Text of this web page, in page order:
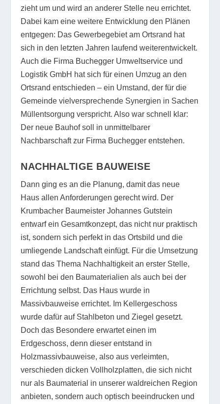
zieht um und wird an anderer Stelle neu errichtet.
Dabei kam eine weitere Entwicklung den Plänen
entgegen: Das Gewerbegebiet am Ortsrand hat
sich in den letzten Jahren laufend weiterentwickelt.
Auch die Firma Buchegger Umweltservice und
Logistik GmbH hat sich für einen Umzug an den
Ortsrand entschieden – ein Umstand, der für die
Gemeinde vielversprechende Synergien in Sachen
Müllentsorgung verspricht. Also war schnell klar:
Der neue Bauhof soll in unmittelbarer
Nachbarschaft zur Firma Buchegger entstehen.
NACHHALTIGE BAUWEISE
Dann ging es an die Planung, damit das neue
Haus allen Anforderungen gerecht wird. Der
Krumbacher Baumeister Johannes Gutstein
entwarf ein Gesamtkonzept, das nicht nur praktisch
ist, sondern sich perfekt in das Ortsbild und die
umliegende Landschaft einfügt. Für die Umsetzung
stand das Thema Nachhaltigkeit an erster Stelle,
sowohl bei den Baumaterialien als auch bei der
Errichtung selbst. Das Haus wurde in
Massivbauweise errichtet. Im Kellergeschoss
wurde dafür auf Stahlbeton und Ziegel gesetzt.
Doch das Besondere erwartet einen im
Erdgeschoss, denn dieser entstand in
Holzmassivbauweise, also aus verleimten,
verschieden dicken Vollholzplatten, die sich nicht
nur als Baumaterial in unserer waldreichen Region
anbieten, sondern auch optisch beeindrucken und